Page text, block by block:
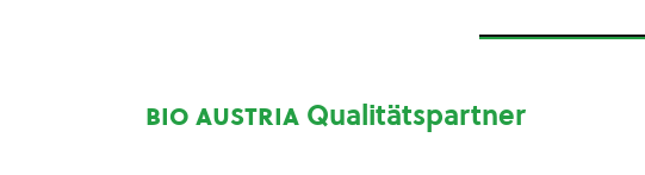
bio austria Qualitätspartner